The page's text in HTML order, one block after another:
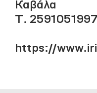
Καβάλα
Τ.
https://